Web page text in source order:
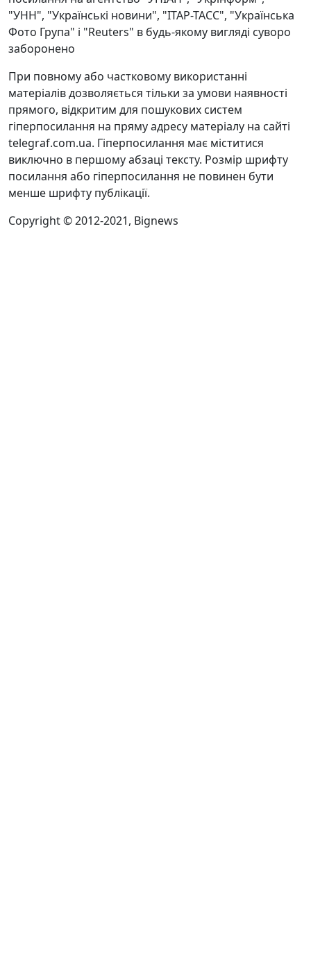
"УНН", "Українські новини", "ІТАР-ТАСС", "Українська
Фото Група" і "Reuters" в будь-якому вигляді суворо
заборонено
При повному або частковому використанні
матеріалів дозволяється тільки за умови наявності
прямого, відкритим для пошукових систем
гіперпосилання на пряму адресу матеріалу на сайті
telegraf.com.ua. Гіперпосилання має міститися
виключно в першому абзаці тексту. Розмір шрифту
посилання або гіперпосилання не повинен бути
менше шрифту публікації.
Copyright © 2012-2021, Bignews